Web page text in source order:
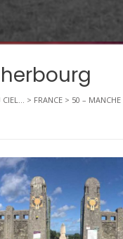
> FRANCE > 50 – MANCHE